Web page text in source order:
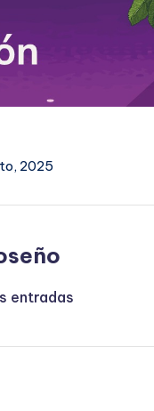
2025
entradas